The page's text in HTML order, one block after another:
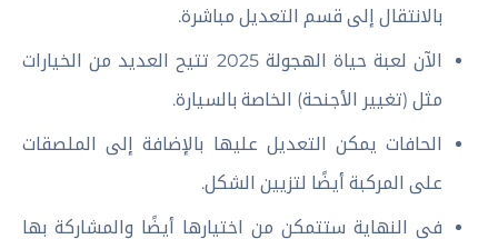
بالانتقال إلى قسم التعديل مباشرة.
الآن لعبة حياة الهجولة 2025 تتيح العديد من الخيارات
مثل (تغيير الأجنحة) الخاصة بالسيارة.
الحافات يمكن التعديل عليها بالإضافة إلى الملصقات
على المركبة أيضًا لتزيين الشكل.
في النهاية ستتمكن من اختيارها أيضًا والمشاركة بها